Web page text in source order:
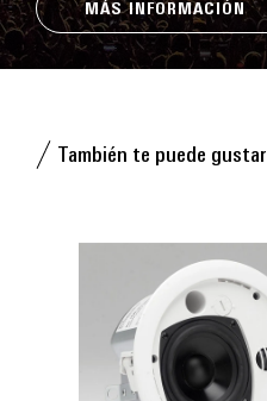
MÁS INFORMACIÓN
También te puede gustar